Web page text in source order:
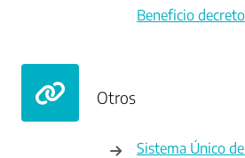
Beneficio
Otros
Sistema Único